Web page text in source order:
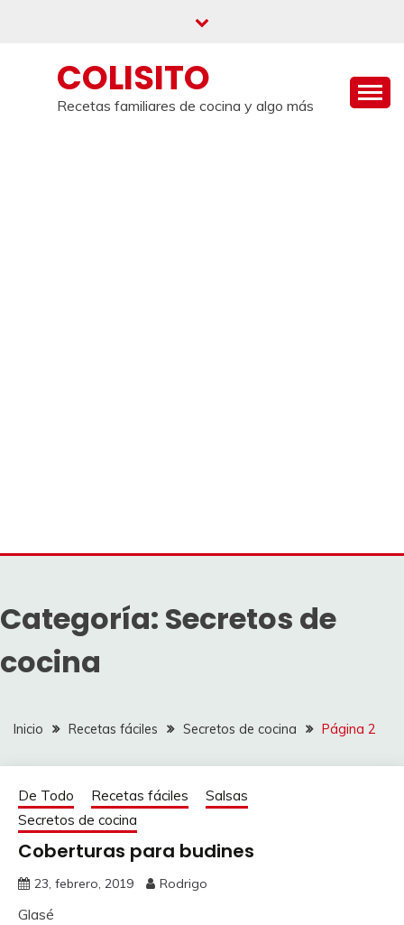
COLISITO
Recetas familiares de cocina y algo más
Categoría: Secretos de
cocina
Inicio Recetas fáciles Secretos de cocina Página 2
De Todo Recetas fáciles
Salsas
Secretos de cocina
Coberturas para budines
23, febrero, 2019 Rodrigo
Glasé